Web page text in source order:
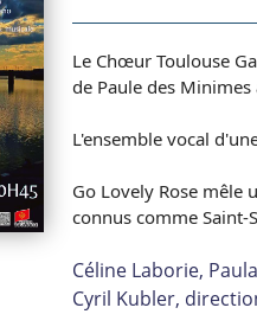
Le Chœur Toulouse
de Paule des Minimes
L'ensemble vocal
Go Lovely Rose mêle
connus comme Saint-
Céline Laborie,
Cyril Kubler,